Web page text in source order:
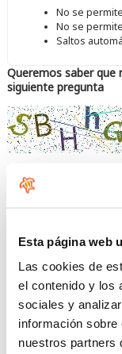
Esta página web
Las cookies de
el contenido y los
sociales y
información sobre
nuestros partners
No se
No se
Saltos
Queremos saber
siguiente pregunta